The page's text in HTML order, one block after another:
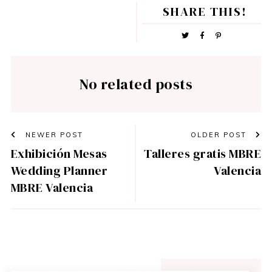
SHARE THIS!
No related posts
NEWER POST
Exhibición Mesas
Wedding Planner
MBRE Valencia
OLDER POST
Talleres gratis MBRE
Valencia